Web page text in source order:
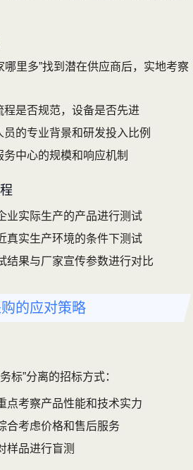
哪里多”找到潜在供应商后，实地考察
程是否规范，设备是否先进
员的专业背景和研发投入比例
务中心的规模和响应机制
业实际生产的产品进行测试
真实生产环境的条件下测试
结果与厂家宣传参数进行对比
的应对策略
标”分离的招标方式：
点考察产品性能和技术实力
合考虑价格和售后服务
样品进行盲测